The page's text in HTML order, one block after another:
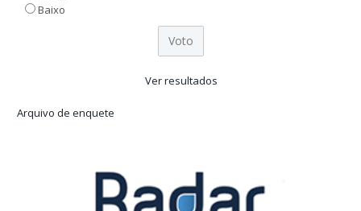
Baixo
Ver resultados
Arquivo de enquete